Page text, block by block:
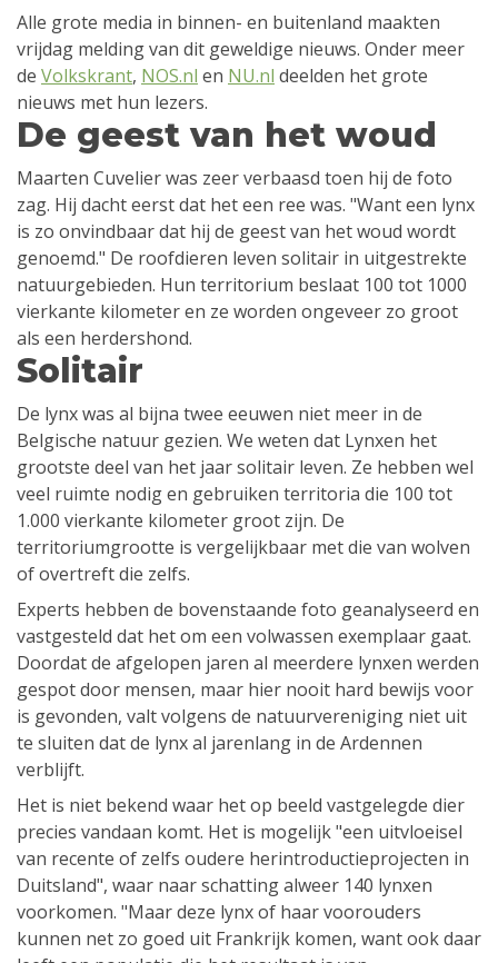
Alle grote media in binnen- en buitenland maakten
vrijdag melding van dit geweldige nieuws. Onder meer
de Volkskrant, NOS.nl en NU.nl deelden het grote
nieuws met hun lezers.
De geest van het woud
Maarten Cuvelier was zeer verbaasd toen hij de foto
zag. Hij dacht eerst dat het een ree was. "Want een lynx
is zo onvindbaar dat hij de geest van het woud wordt
genoemd." De roofdieren leven solitair in uitgestrekte
natuurgebieden. Hun territorium beslaat 100 tot 1000
vierkante kilometer en ze worden ongeveer zo groot
als een herdershond.
Solitair
De lynx was al bijna twee eeuwen niet meer in de
Belgische natuur gezien. We weten dat Lynxen het
grootste deel van het jaar solitair leven. Ze hebben wel
veel ruimte nodig en gebruiken territoria die 100 tot
1.000 vierkante kilometer groot zijn. De
territoriumgrootte is vergelijkbaar met die van wolven
of overtreft die zelfs.
Experts hebben de bovenstaande foto geanalyseerd en
vastgesteld dat het om een volwassen exemplaar gaat.
Doordat de afgelopen jaren al meerdere lynxen werden
gespot door mensen, maar hier nooit hard bewijs voor
is gevonden, valt volgens de natuurvereniging niet uit
te sluiten dat de lynx al jarenlang in de Ardennen
verblijft.
Het is niet bekend waar het op beeld vastgelegde dier
precies vandaan komt. Het is mogelijk "een uitvloeisel
van recente of zelfs oudere herintroductieprojecten in
Duitsland", waar naar schatting alweer 140 lynxen
voorkomen. "Maar deze lynx of haar voorouders
kunnen net zo goed uit Frankrijk komen, want ook daar